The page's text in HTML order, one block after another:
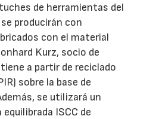
de herramientas del
producirán con
con el material
Kurz, socio de
a partir de reciclado
sobre la base de
se utilizará un
ISCC de